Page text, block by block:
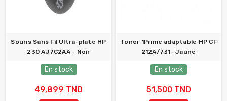
Souris Sans Fil Ultra-plate HP
230 AJ7C2AA - Noir
En stock
49,899 TND
Toner 1Prime adaptable HP CF
212A/731- Jaune
En stock
51,500 TND